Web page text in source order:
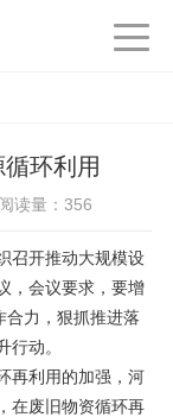
环利用
读量： 356
开推动大规模设
，会议要求，要增
合力，狠抓推进落
动。
再利用的加强，河
在废旧物资循环再